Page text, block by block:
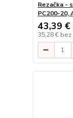
Rezačka -
PC200-20,
43,39 €
35,28 € bez